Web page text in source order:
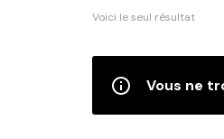
Voici le seul résultat
Vous ne